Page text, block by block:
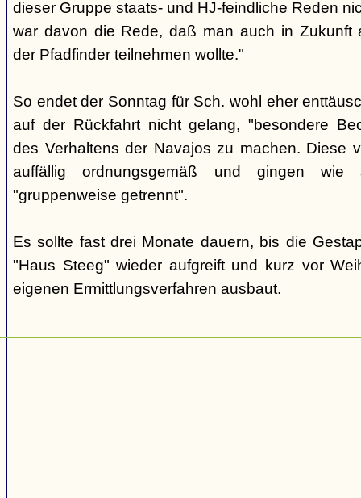
dieser Gruppe staats- und HJ-feindliche Reden
war davon die Rede, daß man auch in Zukunft
der Pfadfinder teilnehmen wollte."
So endet der Sonntag für Sch. wohl eher
auf der Rückfahrt nicht gelang, "besondere
des Verhaltens der Navajos zu machen. Diese
auffällig ordnungsgemäß und gingen wie
"gruppenweise getrennt".
Es sollte fast drei Monate dauern, bis die
"Haus Steeg" wieder aufgreift und kurz vor
eigenen Ermittlungsverfahren ausbaut.